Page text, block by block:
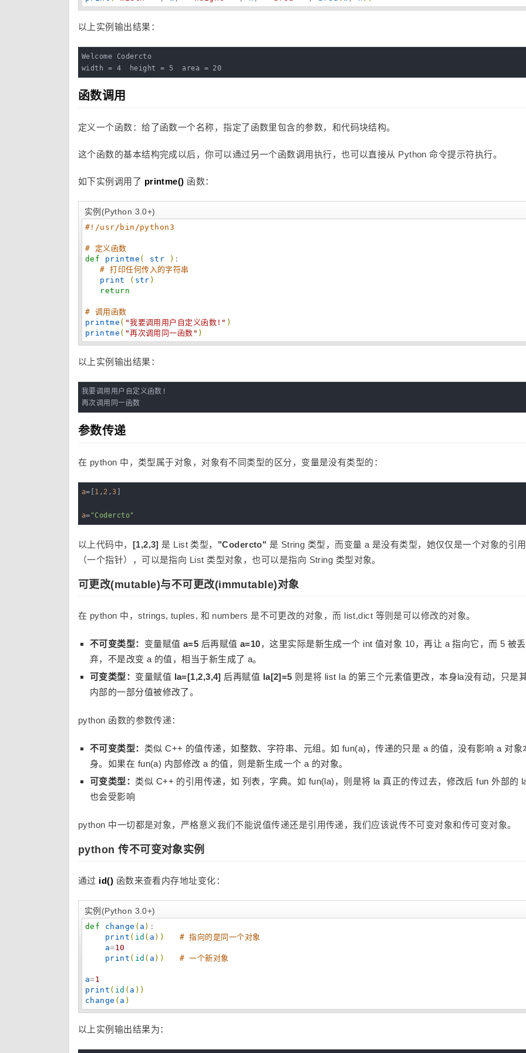
以上实例输出结果：
Welcome Codercto
width = 4  height = 5  area = 20
函数调用
定义一个函数：给了函数一个名称，指定了函数里包含的参数，和代码块结构。
这个函数的基本结构完成以后，你可以通过另一个函数调用执行，也可以直接从 Python 命令提示符执行。
如下实例调用了 printme() 函数：
实例(Python 3.0+)
#!/usr/bin/python3
# 定义函数
def
printme ( str ) :
# 打印任何传入的字符串
print
( str )
return
# 调用函数
printme ( "我要调用用户自定义函数! " )
printme ( "再次调用同一函数 " )
以上实例输出结果：
我要调用用户自定义函数!
再次调用同一函数
参数传递
在 python 中，类型属于对象，对象有不同类型的区分，变量是没有类型的：
a=[ 1 , 2 ,3
a= "Codercto"
以上代码中， [1,2,3] 是 List 类型， "Codercto" 是 String 类型，而变量 a 是没有类型，她仅仅是一个对象的引用
（一个指针），可以是指向 List 类型对象，也可以是指向 String 类型对象。
可更改(mutable)与不可更改(immutable)对象
在 python 中，strings, tuples, 和 numbers 是不可更改的对象，而 list,dict 等则是可以修改的对象。
不可变类型： 变量赋值 a=5 后再赋值a=10，这里实际是新生成一个 int 值对象 10，再让 a 指向它，而 5 被丢
弃，不是改变 a 的值，相当于新生成了 a。
可变类型： 变量赋值 la=[1,2,3,4] 后再赋值 la[2]=5 则是将 list la 的第三个元素值更改，本身la没有动，只是
内部的一部分值被修改了。
python 函数的参数传递：
不可变类型： 类似 C++ 的值传递，如整数、字符串、元组。如 fun(a)，传递的只是 a 的值，没有影响 a 对象
身。如果在 fun(a) 内部修改 a 的值，则是新生成一个 a 的对象。
可变类型： 类似 C++ 的引用传递，如 列表，字典。如 fun(la)，则是将 la 真正的传过去，修改后 fun 外部的
也会受影响
python 中一切都是对象，严格意义我们不能说值传递还是引用传递，我们应该说传不可变对象和传可变对象。
python 传不可变对象实例
通过 id() 函数来查看内存地址变化：
实例(Python 3.0+)
def change ( a ) :
print ( id ( a ) )
# 指向的是同一个对象
a=10
print ( id ( a ) ) # 一个新对象
a=1
print ( id ( a ) )
change ( a )
以上实例输出结果为：